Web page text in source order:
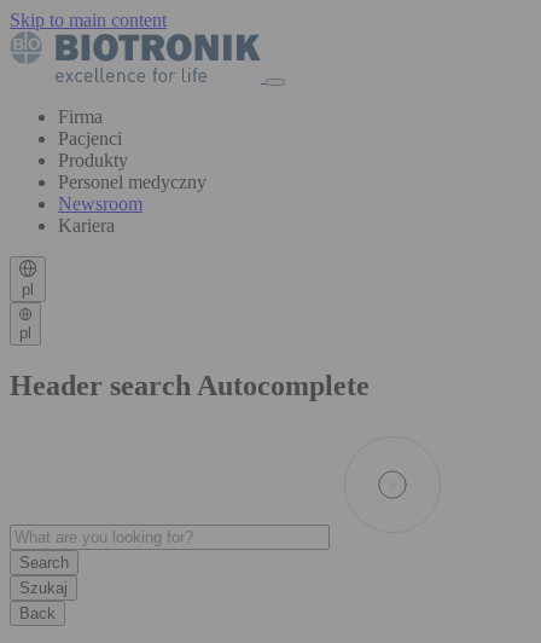
Skip to main content
Firma
Pacjenci
Produkty
Personel medyczny
Newsroom
Kariera
pl
pl
Header search Autocomplete
Szukaj
Back